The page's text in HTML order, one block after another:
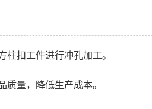
扣工件进行冲孔加工。
质量，降低生产成本。